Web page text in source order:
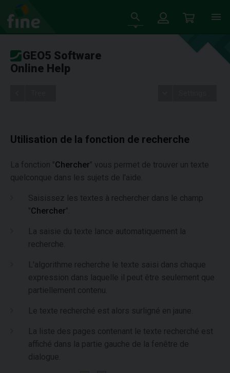
GEO5 Software
Online Help
Utilisation de la fonction de recherche
La fonction "Chercher" vous permet de trouver un texte
quelconque dans les sujets de l'aide.
Saisissez les textes à rechercher dans le champ
"Chercher".
La saisie du texte lance automatiquement la
recherche.
L'algorithme recherche le texte saisi dans chaque
expression dans laquelle il peut être seulement que
partiellement contenu.
Le texte recherché est alors surligné en jaune.
La liste des pages contenant le texte recherché est
affiché dans la partie gauche de la fenêtre de
dialogue.